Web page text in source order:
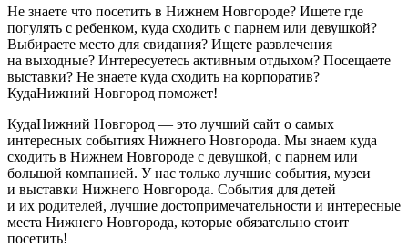
Не знаете что посетить в Нижнем Новгороде? Ищете где
погулять с ребенком, куда сходить с парнем или девушкой?
Выбираете место для свидания? Ищете развлечения
на выходные? Интересуетесь активным отдыхом? Посещаете
выставки? Не знаете куда сходить на корпоратив?
КудаНижний Новгород поможет!
КудаНижний Новгород — это лучший сайт о самых
интересных событиях Нижнего Новгорода. Мы знаем куда
сходить в Нижнем Новгороде с девушкой, с парнем или
большой компанией. У нас только лучшие события, музеи
и выставки Нижнего Новгорода. События для детей
и их родителей, лучшие достопримечательности и интересные
места Нижнего Новгорода, которые обязательно стоит
посетить!